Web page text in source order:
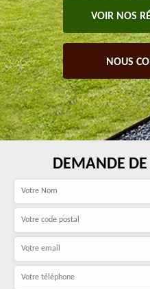
VOIR NOS
NOUS
DEMANDE DE